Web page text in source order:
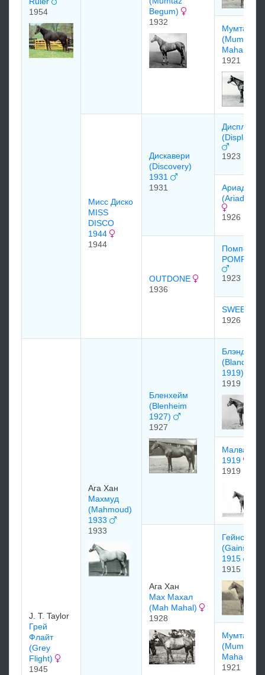
1954
Begum)
1932
Мумтаз
(Mumtaz
Mahal)
1921
Мисс Диско
MISS
DISCO
1944
1944
Диcкавеpи
(Discovery)
1931
1931
Диcплэй
(Display)
1923
Аpиадна
(Ariadne)
1926
OUTDONE
1936
Помпей
POMPEY
1923
SWEEP
1926
J. T. Taylor
Грей
Флайт
(Grey
Flight)
1945
Ага Хан
Махмуд
(Mahmoud)
1933
1933
Бленхейм
(Blenheim
1927)
1927
(Blandford
1919)
1919
Малва
1919
1919
Ага Хан
Маx Маxал
(Mah Mahal)
1928
Гейнсборо
1915
1915
Мумтаз
(Mumtaz
Mahal)
1921